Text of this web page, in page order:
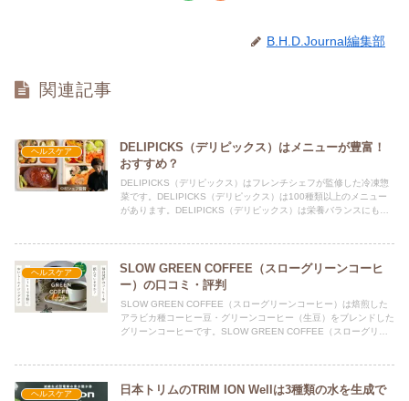
B.H.D.Journal編集部
関連記事
ヘルスケア
DELIPICKS（デリピックス）はメニューが豊富！
おすすめ？
DELIPICKS（デリピックス）はフレンチシェフが監修した冷凍惣
菜です。DELIPICKS（デリピックス）は100種類以上のメニュー
があります。DELIPICKS（デリピックス）は栄養バランスにも配
ヘルスケア
SLOW GREEN COFFEE（スローグリーンコーヒ
ー）の口コミ・評判
SLOW GREEN COFFEE（スローグリーンコーヒー）は焙煎した
アラビカ種コーヒー豆・グリーンコーヒー（生豆）をブレンドした
グリーンコーヒーです。SLOW GREEN COFFEE（スローグリー
ヘルスケア
日本トリムのTRIM ION Wellは3種類の水を生成で